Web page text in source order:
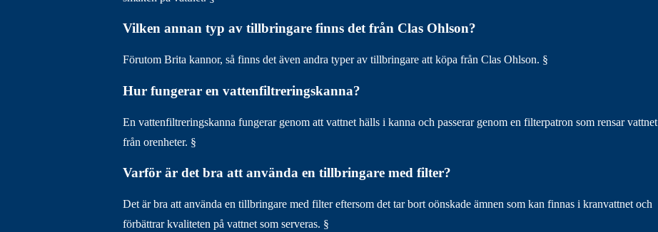
Vilken annan typ av tillbringare finns det från Clas Ohlson?
Förutom Brita kannor, så finns det även andra typer av tillbringare att köpa från Clas Ohlson. §
Hur fungerar en vattenfiltreringskanna?
En vattenfiltreringskanna fungerar genom att vattnet hälls i kanna och passerar genom en filterpatron som rensar vattnet
från orenheter. §
Varför är det bra att använda en tillbringare med filter?
Det är bra att använda en tillbringare med filter eftersom det tar bort oönskade ämnen som kan finnas i kranvattnet och
förbättrar kvaliteten på vattnet som serveras. §